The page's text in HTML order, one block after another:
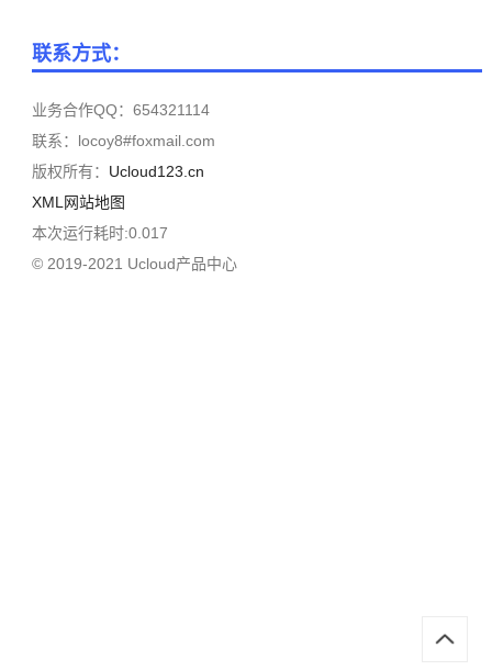
联系方式：
业务合作QQ：654321114
联系：locoy8#foxmail.com
版权所有： Ucloud123.cn
XML网站地图
本次运行耗时:0.017
© 2019-2021 Ucloud产品中心